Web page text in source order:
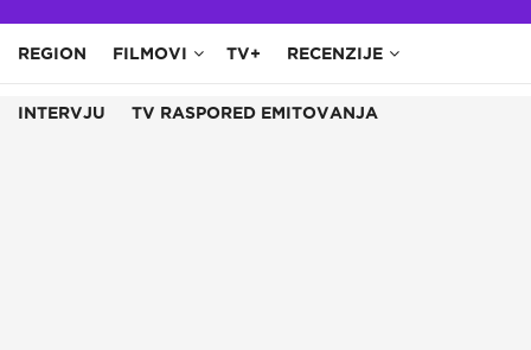
REGION FILMOVI TV+ RECENZIJE
INTERVJU TV RASPORED EMITOVANJA